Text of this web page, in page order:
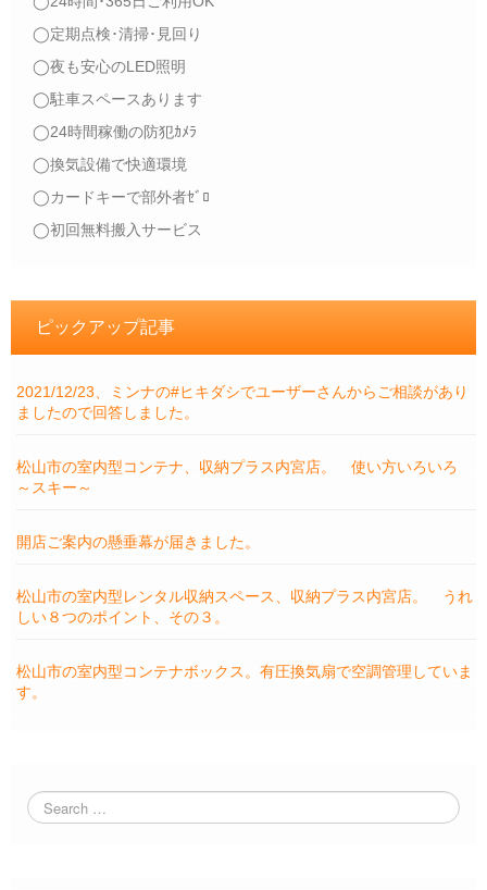
◯定期点検･清掃･見回り
◯夜も安心のLED照明
◯駐車スペースあります
◯24時間稼働の防犯ｶﾒﾗ
◯換気設備で快適環境
◯カードキーで部外者ｾﾞﾛ
◯初回無料搬入サービス
ピックアップ記事
2021/12/23、ミンナの#ヒキダシでユーザーさんからご相談があり
ましたので回答しました。
松山市の室内型コンテナ、収納プラス内宮店。 使い方いろいろ
～スキー～
開店ご案内の懸垂幕が届きました。
松山市の室内型レンタル収納スペース、収納プラス内宮店。 うれ
しい８つのポイント、その３。
松山市の室内型コンテナボックス。有圧換気扇で空調管理していま
す。